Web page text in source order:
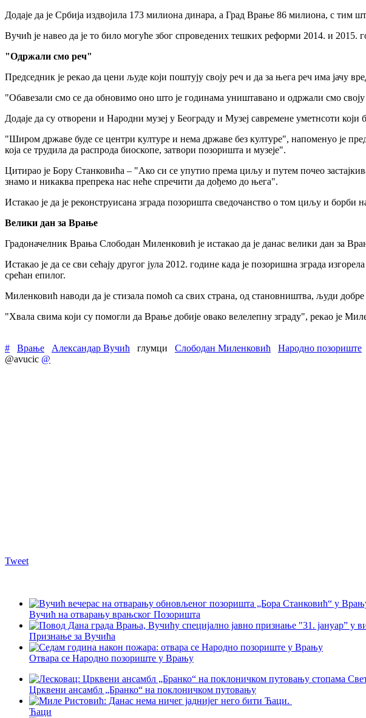
Додаје да је Србија издвојила 173 милиона динара, а Град Врање 86 милиона, с тим
Вучић је навео да је то било могуће због спроведених тешких реформи 2014. и
"Одржали смо реч"
Председник је рекао да цени људе који поштују своју реч и да за њега реч има јачу
"Обавезали смо се да обновимо оно што је годинама уништавано и одржали смо своју
Додаје да су отворени и Народни музеј у Београду и Музеј савремене уметнсоти који
"Широм државе буде се центри културе и нема државе без културе", напоменуо је
која се трудила да распрода биоскопе, затвори позоришта и музеје".
Цитирао је Бору Станковића – "Ако си се упутио према циљу и путем почео
знамо и никаква препрека нас неће спречити да дођемо до њега".
Истакао је да је реконструисана зграда позоришта сведочанство о том циљу и борби
Велики дан за Врање
Градоначелник Врања Слободан Миленковић је истакао да је данас велики дан за
Истакао је да се сви сећају другог јула 2012. године када је позоришна зграда
срећан епилог.
Миленковић наводи да је стизала помоћ са свих страна, од становништва, људи
"Хвала свима који су помогли да Врање добије овако велелепну зграду", рекао је
# Врање Александар Вучић глумци Слободан Миленковић Народно позориште
@avucic @
Tweet
Вучић на отварању врањског Позоришта
Признање за Вучића
Отвара се Народно позориште у Врању
Црквени ансамбл „Бранко“ на поклоничком путовању
Ћаци